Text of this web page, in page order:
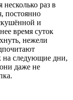
раз в
постоянно
и
время суток
нежели
на следующие дни,
даже не